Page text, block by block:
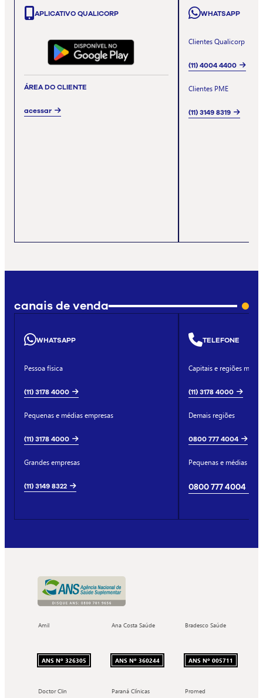
APLICATIVO QUALICORP
ÁREA DO CLIENTE
acessar
WHATSAPP
Clientes Qualicorp
(11) 4004 4400
Clientes PME
(11) 3149 8319
canais de venda
WHATSAPP
Pessoa física
(11) 3178 4000
Pequenas e médias empresas
(11) 3178 4000
Grandes empresas
(11) 3149 8322
TELEFONE
Capitais e regiões
(11) 3178 4000
Demais regiões
0800 777 4004
Pequenas e médias
0800 777 4004
Amil
ANS Nº 326305
Ana Costa Saúde
ANS Nº 360244
Bradesco Saúde
ANS Nº 005711
Doctor Clin Paraná Clínicas Promed